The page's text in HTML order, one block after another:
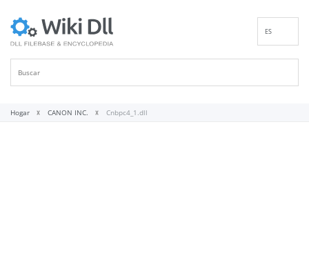
ES
Hogar CANON INC. Cnbpc4_1.dll